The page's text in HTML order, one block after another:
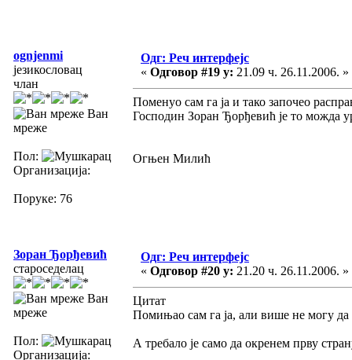
ognjenmi
језикословац
члан
Ван
мреже
Пол:
Организација:
Поруке: 76
Одг: Реч интерфејс
« Одговор #19 у: 21.09 ч. 26.11.2006. »
Поменуо сам га ја и тако започео
Господин Зоран Ђорђевић је то можда
Огњен Милић
Зоран Ђорђевић
староседелац
Ван
мреже
Пол:
Организација:
Одг: Реч интерфејс
« Одговор #20 у: 21.20 ч. 26.11.2006. »
Цитат
Помињао сам га ја, али више не могу да
А требало је само да окренем прву